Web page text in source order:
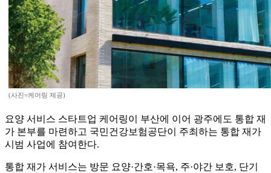
(사진=케어링 제공)
요양 서비스 스타트업 케어링이 부산에 이어 광주에도 통합 재
가 본부를 마련하고 국민건강보험공단이 주최하는 통합 재가
시범 사업에 참여한다.
통합 재가 서비스는 방문 요양·간호·목욕, 주·야간 보호, 단기